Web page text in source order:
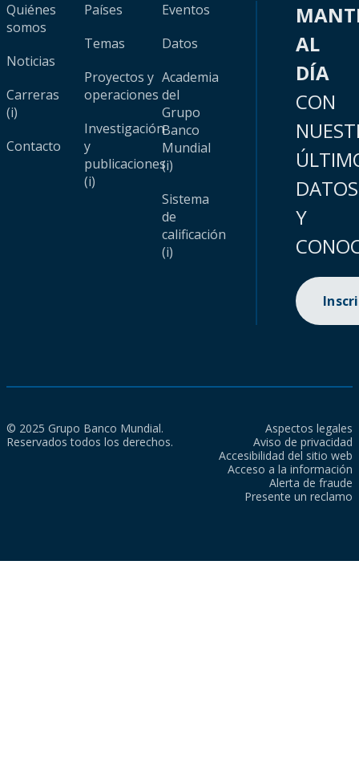
Quiénes
somos
Noticias
Carreras
(i)
Contacto
Países
Temas
Proyectos y
operaciones
Investigación
y
publicaciones
(i)
Eventos
Datos
Academia
del
Grupo
Banco
Mundial
(i)
Sistema
de
calificación
(i)
AL
DÍA
CON
DATOS
Y
© 2025 Grupo Banco Mundial.
Reservados todos los derechos.
Aspectos legales
Aviso de privacidad
Accesibilidad del sitio web
Acceso a la información
Alerta de fraude
Presente un reclamo